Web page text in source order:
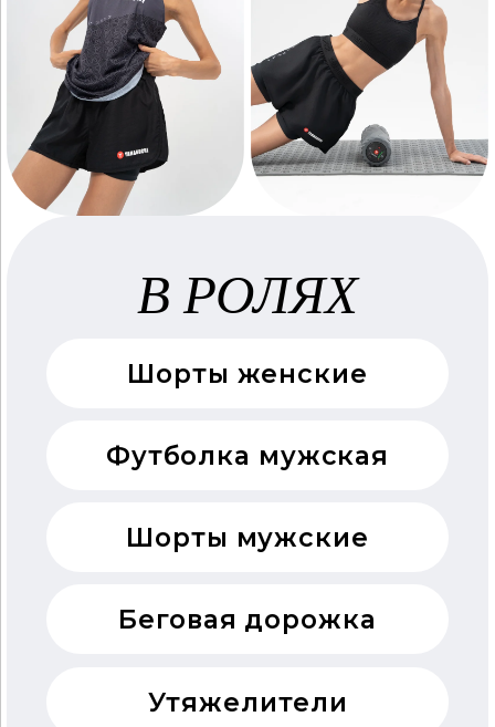
В РОЛЯХ
Шорты женские
Футболка мужская
Шорты мужские
Беговая дорожка
Утяжелители